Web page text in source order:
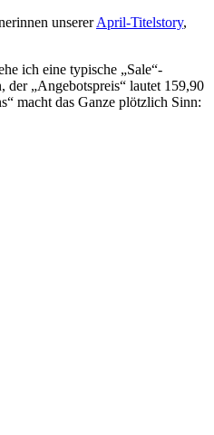
unsererApril-Titelstory,
ich eine typische „Sale“-
der „Angebotspreis“ lautet 159,90
macht das Ganze plötzlich Sinn: